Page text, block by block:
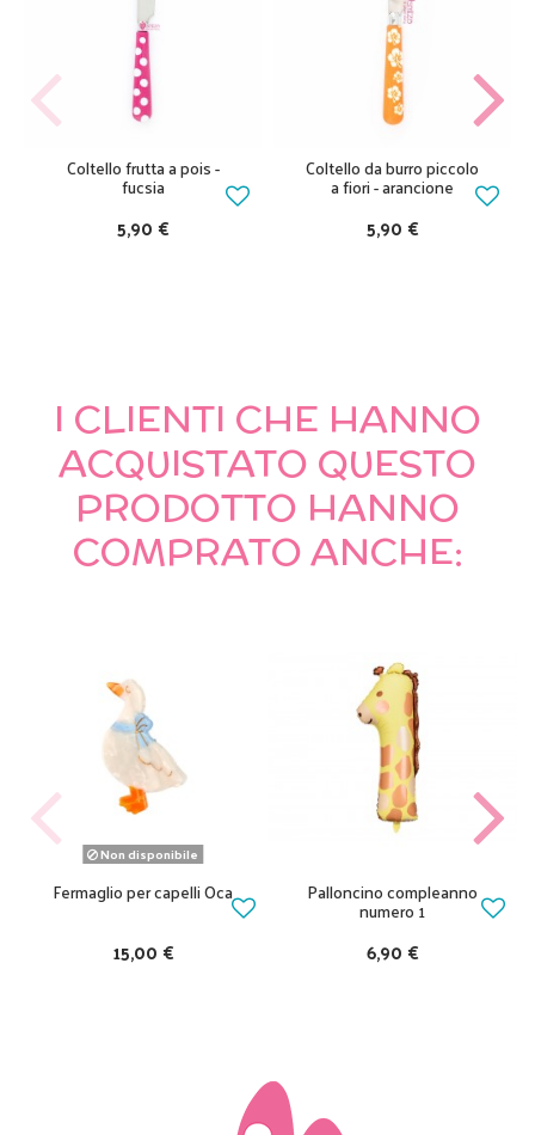
Coltello frutta a pois -
fucsia
5,90 €
Coltello da burro piccolo
a fiori - arancione
5,90 €
I CLIENTI CHE HANNO
ACQUISTATO QUESTO
PRODOTTO HANNO
COMPRATO ANCHE:
Non disponibile
Fermaglio per capelli Oca
15,00 €
Palloncino compleanno
numero 1
6,90 €